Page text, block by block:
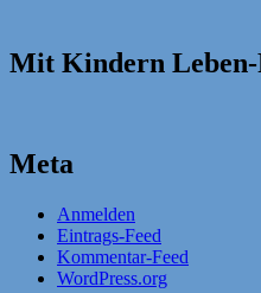
Mit Kindern Leben-
Meta
Anmelden
Eintrags-Feed
Kommentar-Feed
WordPress.org